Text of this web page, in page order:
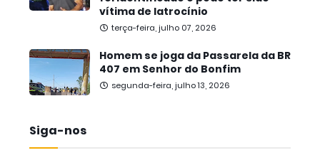
vítima de latrocínio
terça-feira, julho 07, 2026
Homem se joga da Passarela da BR
407 em Senhor do Bonfim
segunda-feira, julho 13, 2026
Siga-nos